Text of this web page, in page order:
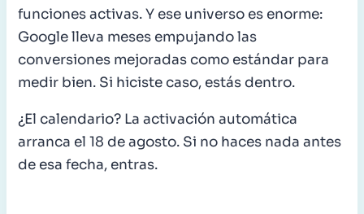
funciones activas. Y ese universo es enorme:
Google lleva meses empujando las
conversiones mejoradas como estándar para
medir bien. Si hiciste caso, estás dentro.
¿El calendario? La activación automática
arranca el 18 de agosto. Si no haces nada antes
de esa fecha, entras.